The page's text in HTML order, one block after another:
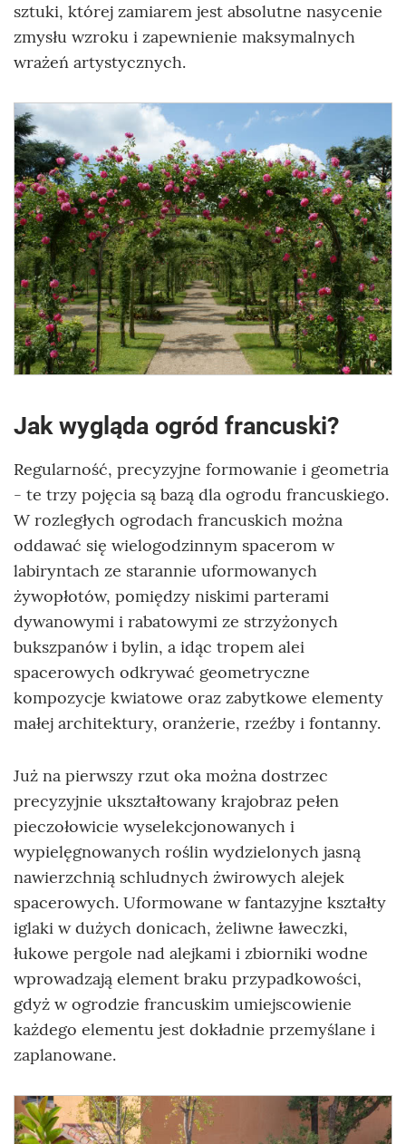
sztuki, której zamiarem jest absolutne nasycenie
zmysłu wzroku i zapewnienie maksymalnych
wrażeń artystycznych.
Jak wygląda ogród francuski?
Regularność, precyzyjne formowanie i geometria
- te trzy pojęcia są bazą dla ogrodu francuskiego.
W rozległych ogrodach francuskich można
oddawać się wielogodzinnym spacerom w
labiryntach ze starannie uformowanych
żywopłotów, pomiędzy niskimi parterami
dywanowymi i rabatowymi ze strzyżonych
bukszpanów i bylin, a idąc tropem alei
spacerowych odkrywać geometryczne
kompozycje kwiatowe oraz zabytkowe elementy
małej architektury, oranżerie, rzeźby i fontanny.
Już na pierwszy rzut oka można dostrzec
precyzyjnie ukształtowany krajobraz pełen
pieczołowicie wyselekcjonowanych i
wypielęgnowanych roślin wydzielonych jasną
nawierzchnią schludnych żwirowych alejek
spacerowych. Uformowane w fantazyjne kształty
iglaki w dużych donicach, żeliwne ławeczki,
łukowe pergole nad alejkami i zbiorniki wodne
wprowadzają element braku przypadkowości,
gdyż w ogrodzie francuskim umiejscowienie
każdego elementu jest dokładnie przemyślane i
zaplanowane.